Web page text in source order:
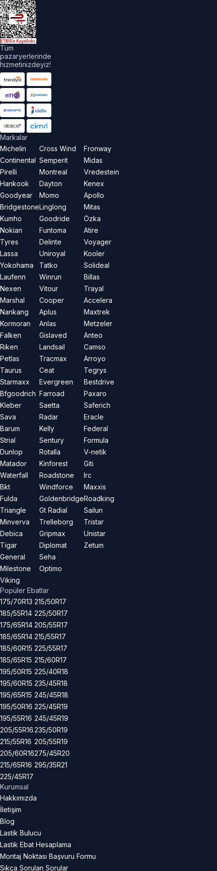
Tüm
pazaryerlerinde
hizmetinizdeyiz!
Markalar
Michelin
Continental
Pirelli
Hankook
Goodyear
Bridgestone
Kumho
Nokian
Tyres
Lassa
Yokohama
Laufenn
Nexen
Marshal
Nankang
Kormoran
Falken
Riken
Petlas
Taurus
Starmaxx
Bfgoodrich
Kleber
Sava
Barum
Strial
Dunlop
Matador
Waterfall
Bkt
Fulda
Triangle
Minverva
Debica
Tigar
General
Milestone
Viking
Cross Wind
Semperit
Montreal
Dayton
Momo
Linglong
Goodride
Funtoma
Delinte
Uniroyal
Tatko
Winrun
Vitour
Cooper
Aplus
Anlas
Gislaved
Landsail
Tracmax
Ceat
Evergreen
Farroad
Saetta
Radar
Kelly
Sentury
Rotalla
Kinforest
Roadstone
Windforce
Goldenbridge
Gt Radial
Trelleborg
Gripmax
Diplomat
Seha
Optimo
Fronway
Midas
Vredestein
Kenex
Apollo
Mitas
Özka
Atire
Voyager
Kooler
Solideal
Billas
Trayal
Accelera
Maxtrek
Metzeler
Anteo
Camso
Arroyo
Tegrys
Bestdrive
Paxaro
Saferich
Eracle
Federal
Formula
V-netik
Giti
Irc
Maxxis
Roadking
Sailun
Tristar
Unistar
Zetum
Popüler Ebatlar
175/70R13
185/55R14
175/65R14
185/65R14
185/60R15
185/65R15
195/50R15
195/60R15
195/65R15
195/50R16
195/55R16
205/55R16
215/55R16
205/60R16
215/65R16
225/45R17
215/50R17
225/50R17
205/55R17
215/55R17
225/55R17
215/60R17
225/40R18
235/45R18
245/45R18
225/45R19
245/45R19
235/50R19
205/55R19
275/45R20
295/35R21
Kurumsal
Hakkımızda
İletişim
Blog
Lastik Bulucu
Lastik Ebat Hesaplama
Montaj Noktası Başvuru Formu
Sıkça Sorulan Sorular